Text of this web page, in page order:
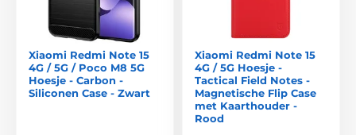
Xiaomi Redmi Note 15
4G / 5G / Poco M8 5G
Hoesje - Carbon -
Siliconen Case - Zwart
Xiaomi Redmi Note 15
4G / 5G Hoesje -
Tactical Field Notes -
Magnetische Flip Case
met Kaarthouder -
Rood